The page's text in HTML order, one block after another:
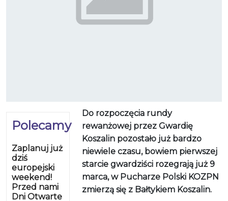
Polecamy
Zaplanuj już
dziś
europejski
weekend!
Przed nami
Dni Otwarte
Do rozpoczęcia rundy
rewanżowej przez Gwardię
Koszalin pozostało już bardzo
niewiele czasu, bowiem pierwszej
starcie gwardziści rozegrają już 9
marca, w Pucharze Polski KOZPN
zmierzą się z Bałtykiem Koszalin.